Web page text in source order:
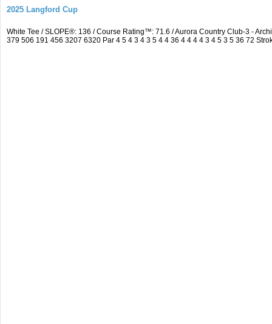
2025 Langford Cup
White Tee / SLOPE®: 136 / Course Rating™: 71.6 / Aurora Country Club-3 -
379 506 191 456 3207 6320 Par 4 5 4 3 4 3 5 4 4 36 4 4 4 4 3 4 5 3 5 36 72